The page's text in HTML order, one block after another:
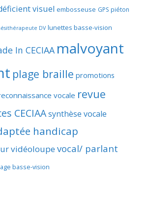
visuel embosseuse GPS piéton
DV lunettes basse-vision
In CECIAA malvoyant
plage braille promotions
vocale revue
CECIAAsynthèse vocale
handicap
vidéoloupevocal/ parlant
basse-vision